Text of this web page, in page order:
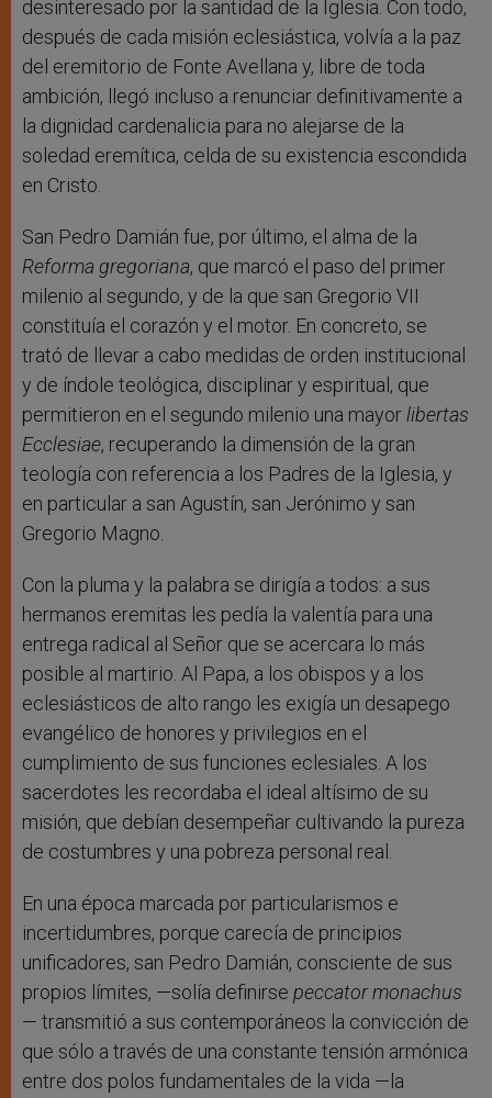
desinteresado por la santidad de la Iglesia. Con todo,
después de cada misión eclesiástica, volvía a la paz
del eremitorio de Fonte Avellana y, libre de toda
ambición, llegó incluso a renunciar definitivamente a
la dignidad cardenalicia para no alejarse de la
soledad eremítica, celda de su existencia escondida
en Cristo.
San Pedro Damián fue, por último, el alma de la
Reforma gregoriana, que marcó el paso del primer
milenio al segundo, y de la que san Gregorio VII
constituía el corazón y el motor. En concreto, se
trató de llevar a cabo medidas de orden institucional
y de índole teológica, disciplinar y espiritual, que
permitieron en el segundo milenio una mayorlibertas
Ecclesiae, recuperando la dimensión de la gran
teología con referencia a los Padres de la Iglesia, y
en particular a san Agustín, san Jerónimo y san
Gregorio Magno.
Con la pluma y la palabra se dirigía a todos: a sus
hermanos eremitas les pedía la valentía para una
entrega radical al Señor que se acercara lo más
posible al martirio. Al Papa, a los obispos y a los
eclesiásticos de alto rango les exigía un desapego
evangélico de honores y privilegios en el
cumplimiento de sus funciones eclesiales. A los
sacerdotes les recordaba el ideal altísimo de su
misión, que debían desempeñar cultivando la pureza
de costumbres y una pobreza personal real.
En una época marcada por particularismos e
incertidumbres, porque carecía de principios
unificadores, san Pedro Damián, consciente de sus
propios límites, —solía definirse peccator monachus
— transmitió a sus contemporáneos la convicción de
que sólo a través de una constante tensión armónica
entre dos polos fundamentales de la vida —la